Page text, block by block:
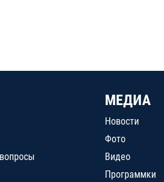
МЕДИА
Новости
Фото
Видео
Программки